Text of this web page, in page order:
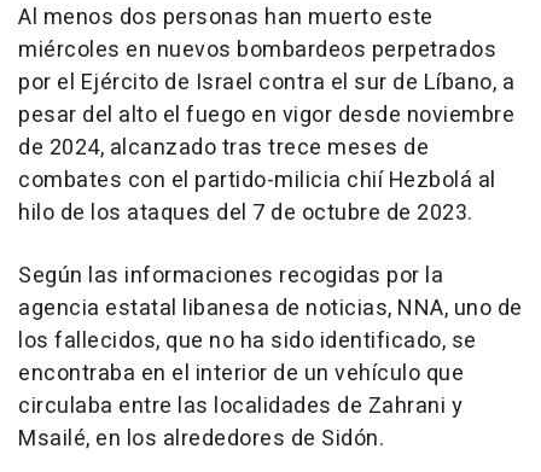
Al menos dos personas han muerto este
miércoles en nuevos bombardeos perpetrados
por el Ejército de Israel contra el sur de Líbano, a
pesar del alto el fuego en vigor desde noviembre
de 2024, alcanzado tras trece meses de
combates con el partido-milicia chií Hezbolá al
hilo de los ataques del 7 de octubre de 2023.
Según las informaciones recogidas por la
agencia estatal libanesa de noticias, NNA, uno de
los fallecidos, que no ha sido identificado, se
encontraba en el interior de un vehículo que
circulaba entre las localidades de Zahrani y
Msailé, en los alrededores de Sidón.